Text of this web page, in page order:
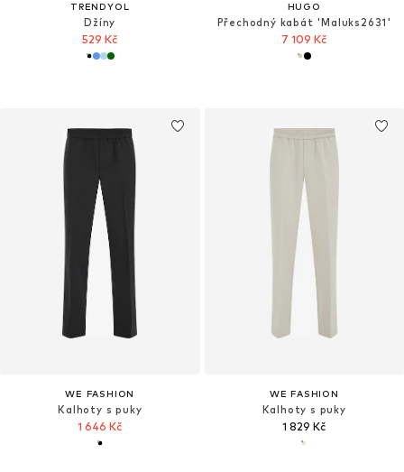
TRENDYOL
Džíny
529 Kč
HUGO
Přechodný kabát 'Maluks2631'
7 109 Kč
WE FASHION
Kalhoty s puky
1 646 Kč
WE FASHION
Kalhoty s puky
1 829 Kč